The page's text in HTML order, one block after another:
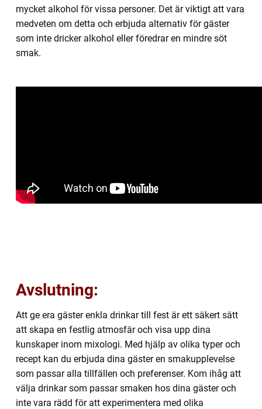
mycket alkohol för vissa personer. Det är viktigt att vara
medveten om detta och erbjuda alternativ för gäster
som inte dricker alkohol eller föredrar en mindre söt
smak.
Avslutning:
Att ge era gäster enkla drinkar till fest är ett säkert sätt
att skapa en festlig atmosfär och visa upp dina
kunskaper inom mixologi. Med hjälp av olika typer och
recept kan du erbjuda dina gäster en smakupplevelse
som passar alla tillfällen och preferenser. Kom ihåg att
välja drinkar som passar smaken hos dina gäster och
inte vara rädd för att experimentera med olika